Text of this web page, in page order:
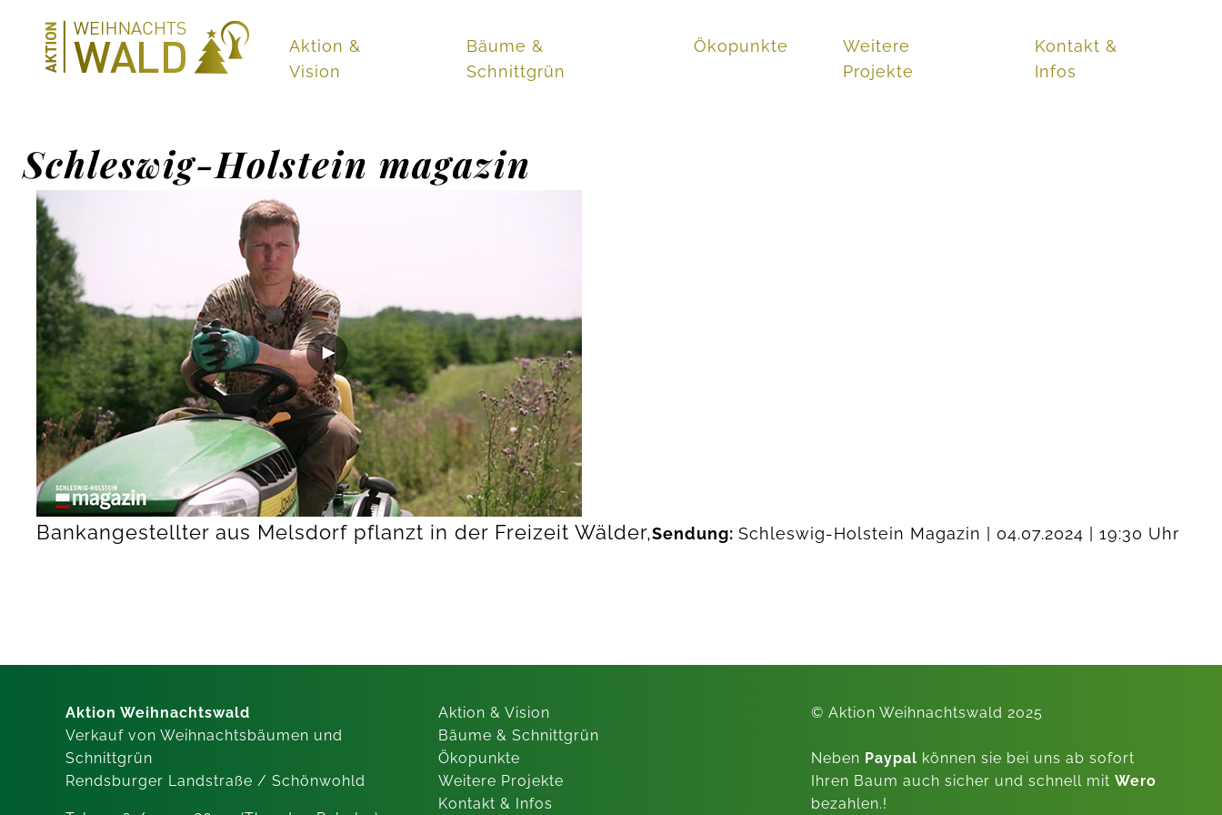
Aktion &
Vision
Bäume &
Schnittgrün
Ökopunkte
Weitere
Projekte
Kontakt &
Infos
Schleswig-Holstein magazin
Bankangestellter aus Melsdorf pflanzt in der Freizeit Wälder,Sendung: Schleswig-Holstein Magazin | 04.07.2024 | 19:30 Uhr
Aktion Weihnachtswald
Verkauf von Weihnachtsbäumen und
Schnittgrün
Rendsburger Landstraße / Schönwohld
Aktion & Vision
Bäume & Schnittgrün
Ökopunkte
Weitere Projekte
Kontakt & Infos
© Aktion Weihnachtswald 2025
Neben Paypal können sie bei uns ab sofort
Ihren Baum auch sicher und schnell mit Wero
bezahlen.!